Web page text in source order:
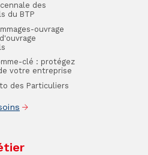
des
du BTP
ouvrage
clé : protégez
votre entreprise
des Particuliers